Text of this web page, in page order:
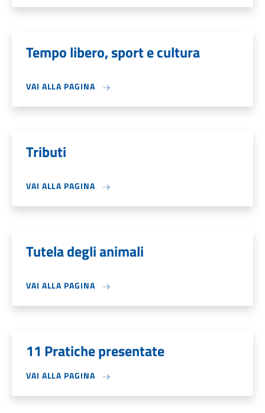
Tempo libero, sport e cultura
VAI ALLA PAGINA
Tributi
VAI ALLA PAGINA
Tutela degli animali
VAI ALLA PAGINA
11 Pratiche presentate
VAI ALLA PAGINA